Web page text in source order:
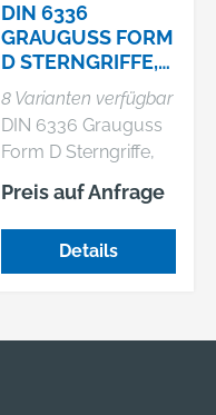
DIN 6336
GRAUGUSS FORM
D STERNGRIFFE,
MIT GEWINDE-
DURCHLOCH
8 Varianten verfügbar
DIN 6336 Grauguss
Form D Sterngriffe,
mit Gewinde-
Durchloch
Preis auf Anfrage
Details